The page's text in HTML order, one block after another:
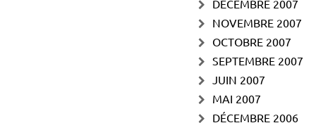
DÉCEMBRE 2007
NOVEMBRE 2007
OCTOBRE 2007
SEPTEMBRE 2007
JUIN 2007
MAI 2007
DÉCEMBRE 2006